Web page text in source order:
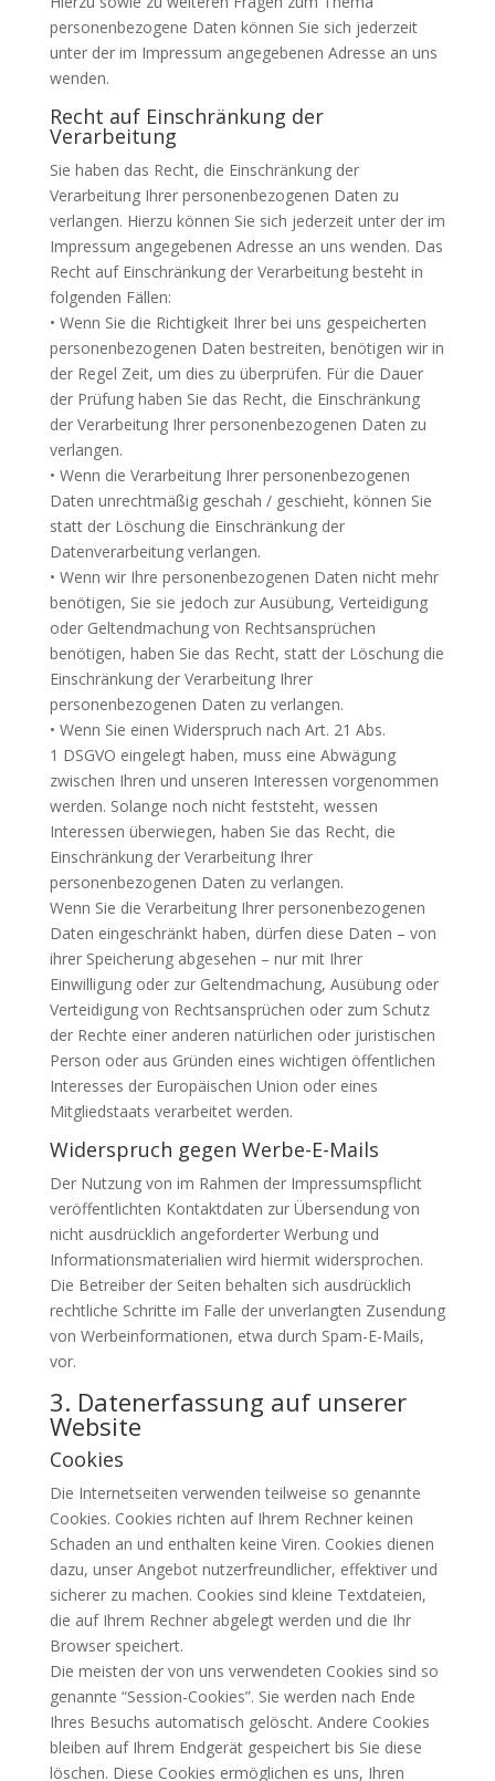
personenbezogene Daten können Sie sich jederzeit
unter der im Impressum angegebenen Adresse an uns
wenden.
Recht auf Einschränkung der
Verarbeitung
Sie haben das Recht, die Einschränkung der
Verarbeitung Ihrer personenbezogenen Daten zu
verlangen. Hierzu können Sie sich jederzeit unter der im
Impressum angegebenen Adresse an uns wenden. Das
Recht auf Einschränkung der Verarbeitung besteht in
folgenden Fällen:
• Wenn Sie die Richtigkeit Ihrer bei uns gespeicherten
personenbezogenen Daten bestreiten, benötigen wir in
der Regel Zeit, um dies zu überprüfen. Für die Dauer
der Prüfung haben Sie das Recht, die Einschränkung
der Verarbeitung Ihrer personenbezogenen Daten zu
verlangen.
• Wenn die Verarbeitung Ihrer personenbezogenen
Daten unrechtmäßig geschah / geschieht, können Sie
statt der Löschung die Einschränkung der
Datenverarbeitung verlangen.
• Wenn wir Ihre personenbezogenen Daten nicht mehr
benötigen, Sie sie jedoch zur Ausübung, Verteidigung
oder Geltendmachung von Rechtsansprüchen
benötigen, haben Sie das Recht, statt der Löschung die
Einschränkung der Verarbeitung Ihrer
personenbezogenen Daten zu verlangen.
• Wenn Sie einen Widerspruch nach Art. 21 Abs.
1 DSGVO eingelegt haben, muss eine Abwägung
zwischen Ihren und unseren Interessen vorgenommen
werden. Solange noch nicht feststeht, wessen
Interessen überwiegen, haben Sie das Recht, die
Einschränkung der Verarbeitung Ihrer
personenbezogenen Daten zu verlangen.
Wenn Sie die Verarbeitung Ihrer personenbezogenen
Daten eingeschränkt haben, dürfen diese Daten – von
ihrer Speicherung abgesehen – nur mit Ihrer
Einwilligung oder zur Geltendmachung, Ausübung oder
Verteidigung von Rechtsansprüchen oder zum Schutz
der Rechte einer anderen natürlichen oder juristischen
Person oder aus Gründen eines wichtigen öffentlichen
Interesses der Europäischen Union oder eines
Mitgliedstaats verarbeitet werden.
Widerspruch gegen Werbe-E-Mails
Der Nutzung von im Rahmen der Impressumspflicht
veröffentlichten Kontaktdaten zur Übersendung von
nicht ausdrücklich angeforderter Werbung und
Informationsmaterialien wird hiermit widersprochen.
Die Betreiber der Seiten behalten sich ausdrücklich
rechtliche Schritte im Falle der unverlangten Zusendung
von Werbeinformationen, etwa durch Spam-E-Mails,
vor.
3. Datenerfassung auf unserer
Website
Cookies
Die Internetseiten verwenden teilweise so genannte
Cookies. Cookies richten auf Ihrem Rechner keinen
Schaden an und enthalten keine Viren. Cookies dienen
dazu, unser Angebot nutzerfreundlicher, effektiver und
sicherer zu machen. Cookies sind kleine Textdateien,
die auf Ihrem Rechner abgelegt werden und die Ihr
Browser speichert.
Die meisten der von uns verwendeten Cookies sind so
genannte “Session-Cookies”. Sie werden nach Ende
Ihres Besuchs automatisch gelöscht. Andere Cookies
bleiben auf Ihrem Endgerät gespeichert bis Sie diese
löschen. Diese Cookies ermöglichen es uns, Ihren